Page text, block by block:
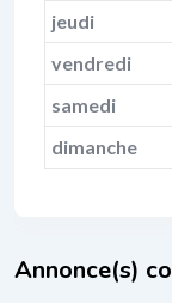
jeudi
vendredi
samedi
dimanche
Annonce(s)